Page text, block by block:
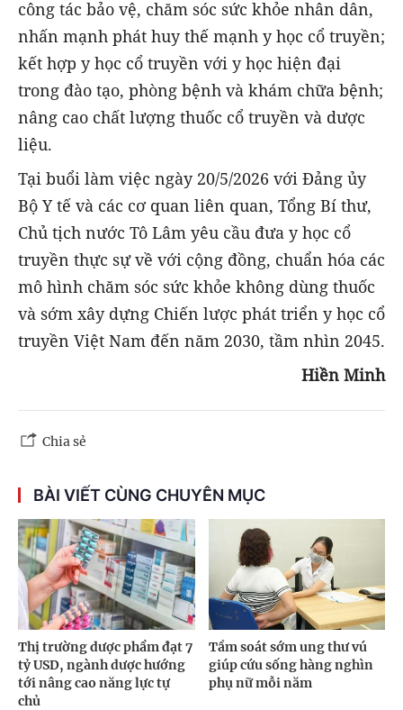
công tác bảo vệ, chăm sóc sức khỏe nhân dân,
nhấn mạnh phát huy thế mạnh y học cổ truyền;
kết hợp y học cổ truyền với y học hiện đại
trong đào tạo, phòng bệnh và khám chữa bệnh;
nâng cao chất lượng thuốc cổ truyền và dược
liệu.
Tại buổi làm việc ngày 20/5/2026 với Đảng ủy
Bộ Y tế và các cơ quan liên quan, Tổng Bí thư,
Chủ tịch nước Tô Lâm yêu cầu đưa y học cổ
truyền thực sự về với cộng đồng, chuẩn hóa các
mô hình chăm sóc sức khỏe không dùng thuốc
và sớm xây dựng Chiến lược phát triển y học cổ
truyền Việt Nam đến năm 2030, tầm nhìn 2045.
Hiền Minh
Chia sẻ
BÀI VIẾT CÙNG CHUYÊN MỤC
Thị trường dược phẩm đạt 7
tỷ USD, ngành dược hướng
tới nâng cao năng lực tự
chủ
Tầm soát sớm ung thư vú
giúp cứu sống hàng nghìn
phụ nữ mỗi năm